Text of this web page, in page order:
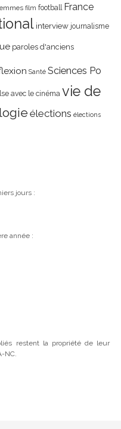
film football France
interview journalisme
paroles d'anciens
Santé Sciences Po
avec le cinéma vie de
élections élections
jours :
année :
restent la propriété de leur
NC.